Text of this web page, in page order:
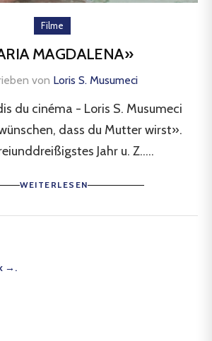
Filme
MAGDALENA»
von Loris S. Musumeci
du cinéma - Loris S. Musumeci
dass du Mutter wirst».
Jahr u. Z.....
WEITERLESEN
→.